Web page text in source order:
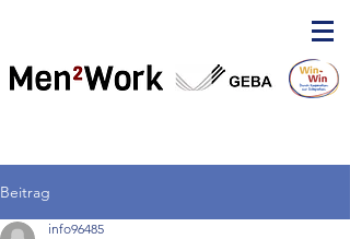
Beitrag
info96485